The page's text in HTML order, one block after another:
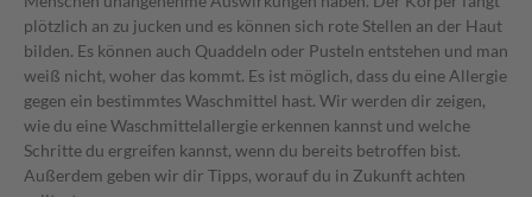
plötzlich an zu jucken und es können sich rote Stellen an der Haut
bilden. Es können auch Quaddeln oder Pusteln entstehen und man
weiß nicht, woher das kommt. Es ist möglich, dass du eine Allergie
gegen ein bestimmtes Waschmittel hast. Wir werden dir zeigen,
wie du eine Waschmittelallergie erkennen kannst und welche
Schritte du ergreifen kannst, wenn du bereits betroffen bist.
Außerdem geben wir dir Tipps, worauf du in Zukunft achten